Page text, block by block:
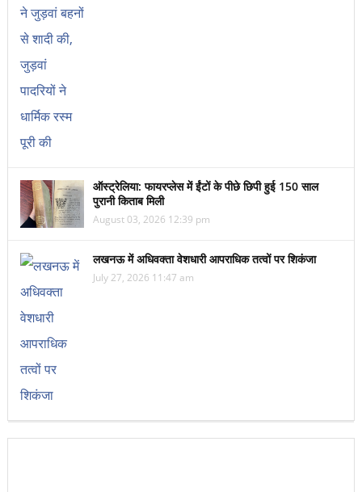
ऑस्ट्रेलिया: फायरप्लेस में ईंटों के पीछे छिपी हुई 150 साल
पुरानी किताब मिली
August 03, 2026 12:39 pm
लखनऊ में अधिवक्ता वेशधारी आपराधिक तत्वों पर शिकंजा
July 27, 2026 11:47 am